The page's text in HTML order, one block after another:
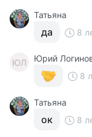
Татьяна
да 8
ЮЛ
Юрий
8
Татьяна
ок 8